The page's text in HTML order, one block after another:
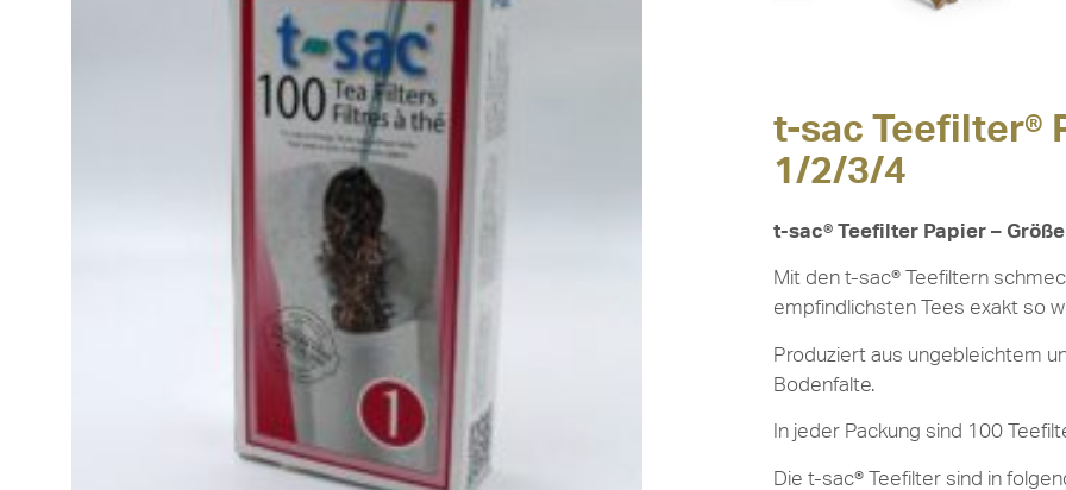
t-sac Teefilter®
1/2/3/4
t-sac® Teefilter Papier –
Mit den t-sac® Teefiltern
empfindlichsten Tees exakt so
Produziert aus ungebleichtem
Bodenfalte.
In jeder Packung sind 100
Die t-sac® Teefilter sind in